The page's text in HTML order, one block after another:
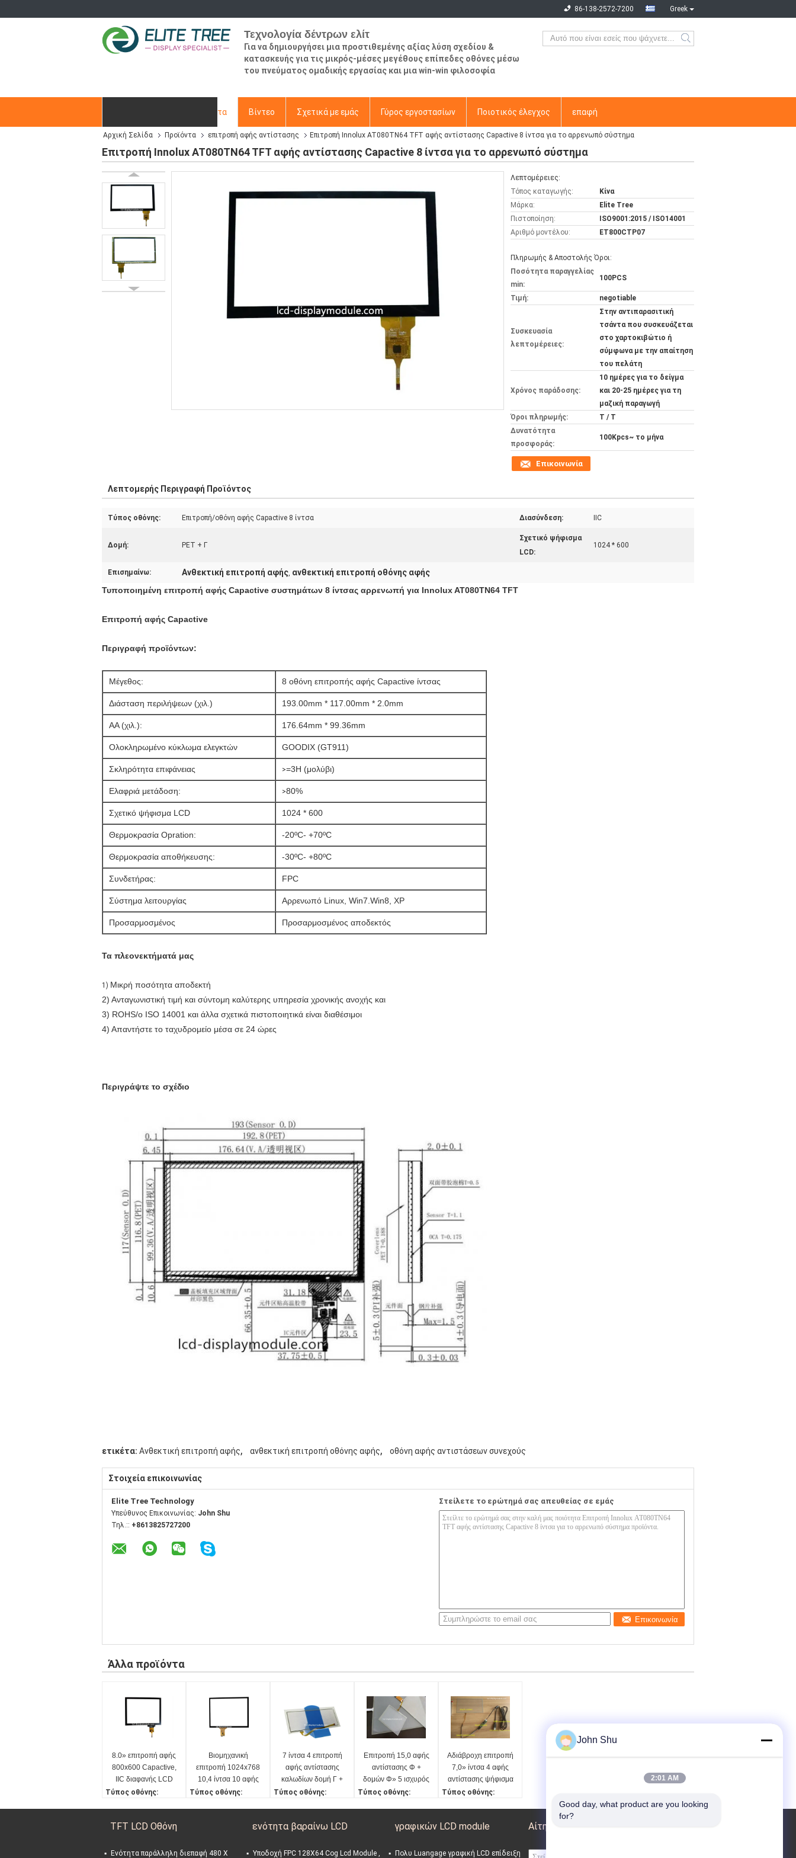
Greek
86-138-2572-7200
Τεχνολογία δέντρων ελίτ
Για να δημιουργήσει μια προστιθεμένης αξίας λύση σχεδίου &
κατασκευής για τις μικρός-μέσες μεγέθους επίπεδες οθόνες μέσω
του πνεύματος ομαδικής εργασίας και μια win-win φιλοσοφία
Προϊόντα Βίντεο Σχετικά με εμάς Γύρος εργοστασίων Ποιοτικός έλεγχος επαφή
Ζητήστε ένα απόσπασμα
Αρχική Σελίδα Προϊόντα επιτροπή αφής αντίστασης Επιτροπή Innolux AT080TN64 TFT αφής αντίστασης Capactive 8 ίντσα για το αρρενωπό σύστημα
Επιτροπή Innolux AT080TN64 TFT αφής αντίστασης Capactive 8 ίντσα για το αρρενωπό σύστημα
Λεπτομέρειες:
Τόπος καταγωγής:
Κίνα
Μάρκα:
Elite Tree
Πιστοποίηση:
ISO9001:2015 / ISO14001
Αριθμό μοντέλου:
ET800CTP07
Πληρωμής & Αποστολής Όροι:
Ποσότητα παραγγελίας
min:
100PCS
Τιμή: negotiable
Συσκευασία
λεπτομέρειες:
Στην αντιπαρασιτική
τσάντα που συσκευάζεται
στο χαρτοκιβώτιο ή
σύμφωνα με την απαίτηση
του πελάτη
Χρόνος παράδοσης:
10 ημέρες για το δείγμα
και 20-25 ημέρες για τη
μαζική παραγωγή
Όροι πληρωμής:
T / T
Δυνατότητα
προσφοράς:
100Kpcs~ το μήνα
Επικοινωνία
Λεπτομερής Περιγραφή Προϊόντος
Τύπος οθόνης: Επιτροπή/οθόνη αφής Capactive 8 ίντσα Διασύνδεση: IIC
Δομή: PET + Γ
Σχετικό ψήφισμα
LCD:
1024 * 600
Επισημαίνω: Ανθεκτική επιτροπή αφής, ανθεκτική επιτροπή οθόνης αφής
Τυποποιημένη επιτροπή αφής Capactive συστημάτων 8 ίντσας αρρενωπή για Innolux AT080TN64 TFT
Επιτροπή αφής Capactive
Περιγραφή προϊόντων:
Μέγεθος: 8 οθόνη επιτροπής αφής Capactive ίντσας
Διάσταση περιλήψεων (χιλ.) 193.00mm * 117.00mm * 2.0mm
AA (χιλ.): 176.64mm * 99.36mm
Ολοκληρωμένο κύκλωμα ελεγκτών GOODIX (GT911)
Σκληρότητα επιφάνειας >=3H (μολύβι)
Ελαφριά μετάδοση: >80%
Σχετικό ψήφισμα LCD 1024 * 600
Θερμοκρασία Opration: -20ºC- +70ºC
Θερμοκρασία αποθήκευσης: -30ºC- +80ºC
Συνδετήρας: FPC
Σύστημα λειτουργίας Αρρενωπό Linux, Win7.Win8, XP
Προσαρμοσμένος Προσαρμοσμένος αποδεκτός
Τα πλεονεκτήματά μας
1) Μικρή ποσότητα αποδεκτή
2) Ανταγωνιστική τιμή και σύντομη καλύτερης υπηρεσία χρονικής ανοχής και
3) ROHS/ο ISO 14001 και άλλα σχετικά πιστοποιητικά είναι διαθέσιμοι
4) Απαντήστε το ταχυδρομείο μέσα σε 24 ώρες
Περιγράψτε το σχέδιο
ετικέτα: Ανθεκτική επιτροπή αφής, ανθεκτική επιτροπή οθόνης αφής, οθόνη αφής αντιστάσεων συνεχούς
Στοιχεία επικοινωνίας
Elite Tree Technology
Υπεύθυνος Επικοινωνίας: John Shu
Τηλ.:: +8613825727200
Στείλετε το ερώτημά σας απευθείας σε εμάς
Επικοινωνία
Άλλα προϊόντα
8.0» επιτροπή αφής
800x600 Capactive,
IIC διαφανής LCD
διεπαφών αρρενωπή
Τύπος οθόνης:
Σχετικό ψήφισμα LC
800*600
Βιομηχανική
επιτροπή 1024x768
10,4 ίντσα 10 αφής
αντίστασης
Τύπος οθόνης:
Σχετικό ψήφισμα LC
1024 * 768
7 ίντσα 4 επιτροπή
αφής αντίστασης
καλωδίων δομή Γ +
Φ για POS τον
Τύπος οθόνης:
Διασύνδεση:
Λειτουργούσα δύναμ
Επιτροπή 15,0 αφής
αντίστασης Φ +
δομών Φ» 5 ισχυρός
άθραυστος καλωδίων
Τύπος οθόνης:
Διασύνδεση:
Ψήφισμα:
Αδιάβροχη επιτροπή
7,0» ίντσα 4 αφής
αντίστασης ψήφισμα
καλωδίων > 500dpi
Τύπος οθόνης:
Διασύνδεση:
Ψήφισμα:
TFT LCD Οθόνη
Ενότητα παράλληλη διεπαφή 480 X
ενότητα βαραίνω LCD
Υποδοχή FPC 128X64 Cog Lcd Module ,
γραφικών LCD module
Πολυ Luangage γραφική LCD επίδειξη
Αίτηση κράτησης
John Shu
2:01 AM
Good day, what product are you looking
for?